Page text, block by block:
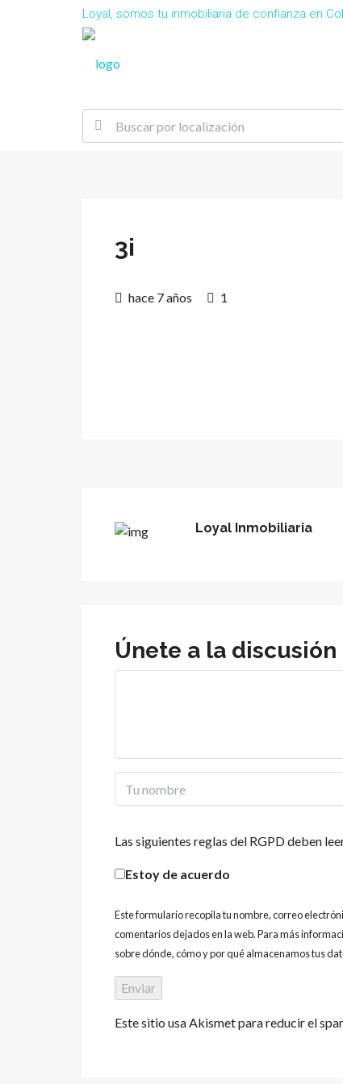
Loyal, somos tu inmobiliaria de confianza en
3i
hace 7 años 1
Loyal Inmobiliaria
Únete a la discusión
Las siguientes reglas del RGPD deben
Estoy de acuerdo
Este formulario recopila tu nombre, correo
comentarios dejados en la web. Para más
sobre dónde, cómo y por qué almacenamos tus
Este sitio usa Akismet para reducir el